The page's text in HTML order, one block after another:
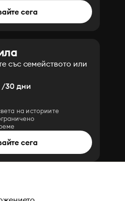
сега
със семейството или
/30 дни
на историите
сега